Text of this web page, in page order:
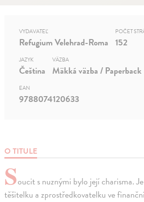
O TITULE
Soucit s nuznými bylo její charisma.
těšitelku a zprostředkovatelku ve
VYDAVATEĽ
Refugium Velehrad-Roma
POČET
152
JAZYK
Čeština
VÄZBA
Mäkká väzba / Paperback
EAN
9788074120633